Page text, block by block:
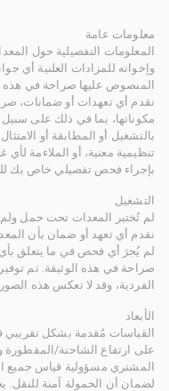
معلومات عامة
المعلومات التفصيلية حول
وإخوانه للمزادات العلنية أي
المنصوص عليها صراحة في هذه
نقدم أي تعهدات أو ضمانات،
مكوناتها، بما في ذلك على
بالتشغيل أو المطابقة أو
تنظيمية معنية، أو الملاءمة
بإجراء فحص تفصيلي خاص بك
التشغيل
لم تُختبر المعدات تحت حمل
نقدم أي تعهد أو ضمان بأن
لم يُجرَ أي فحص في ما يتعلق
صراحة في هذه الوثيقة. تم
الفردية، وقد لا تعكس هذه
الأبعاد
القياسات مُقدمة بشكل تقريبي
على ارتفاع الشاحنة/المقطورة
المشتري مسؤولية قياس جميع
لضمان أن الحمولة آمنة